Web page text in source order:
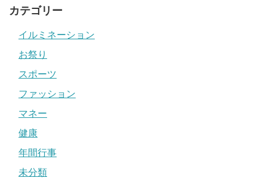
カテゴリー
イルミネーション
お祭り
スポーツ
ファッション
マネー
健康
年間行事
未分類